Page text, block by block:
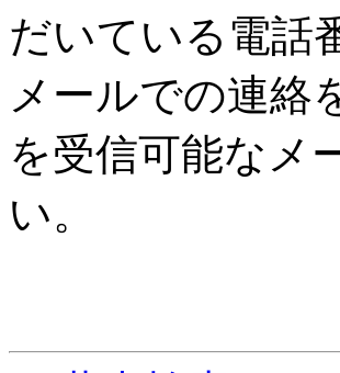
だいている電話
メールでの連絡
を受信可能なメ
い。